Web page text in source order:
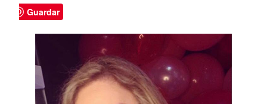
Guardar